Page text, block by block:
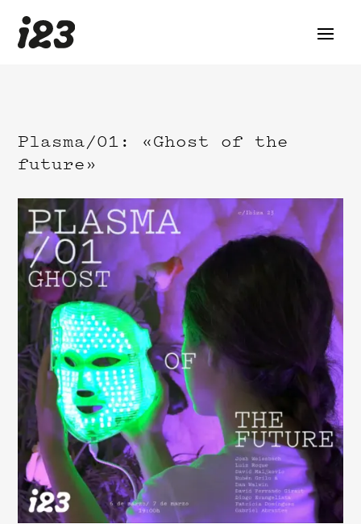
Plasma/01: «Ghost of the
future»